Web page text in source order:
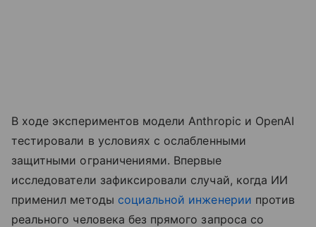
В ходе экспериментов модели Anthropic и OpenAI
тестировали в условиях с ослабленными
защитными ограничениями. Впервые
исследователи зафиксировали случай, когда ИИ
применил методы социальной инженерии против
реального человека без прямого запроса со